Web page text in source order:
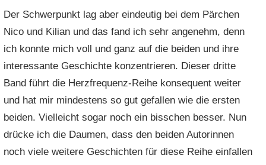
Der Schwerpunkt lag aber eindeutig bei dem Pärchen
Nico und Kilian und das fand ich sehr angenehm, denn
ich konnte mich voll und ganz auf die beiden und ihre
interessante Geschichte konzentrieren. Dieser dritte
Band führt die Herzfrequenz-Reihe konsequent weiter
und hat mir mindestens so gut gefallen wie die ersten
beiden. Vielleicht sogar noch ein bisschen besser. Nun
drücke ich die Daumen, dass den beiden Autorinnen
noch viele weitere Geschichten für diese Reihe einfallen